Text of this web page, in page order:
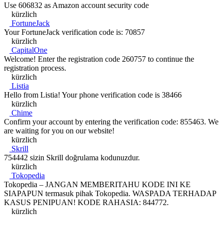
Use 606832 as Amazon account security code
kürzlich
FortuneJack
Your FortuneJack verification code is: 70857
kürzlich
CapitalOne
Welcome! Enter the registration code 260757 to continue the
registration process.
kürzlich
Listia
Hello from Listia! Your phone verification code is 38466
kürzlich
Chime
Confirm your account by entering the verification code: 855463. We
are waiting for you on our website!
kürzlich
Skrill
754442 sizin Skrill doğrulama kodunuzdur.
kürzlich
Tokopedia
Tokopedia – JANGAN MEMBERITAHU KODE INI KE
SIAPAPUN termasuk pihak Tokopedia. WASPADA TERHADAP
KASUS PENIPUAN! KODE RAHASIA: 844772.
kürzlich